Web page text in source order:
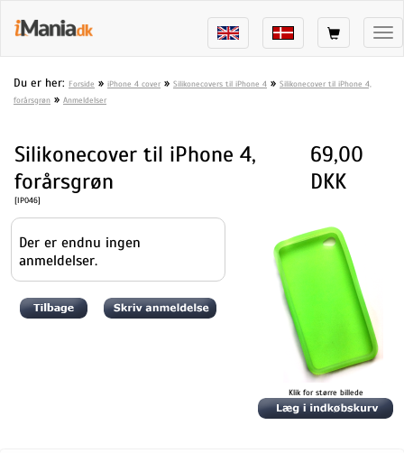
Du er her: Forside » iPhone 4 cover » Silikonecovers til iPhone 4 » Silikonecover til iPhone 4,
forårsgrøn » Anmeldelser
Silikonecover til iPhone 4,
forårsgrøn
[IP046]
69,00
DKK
Der er endnu ingen
anmeldelser.
Klik for større billede